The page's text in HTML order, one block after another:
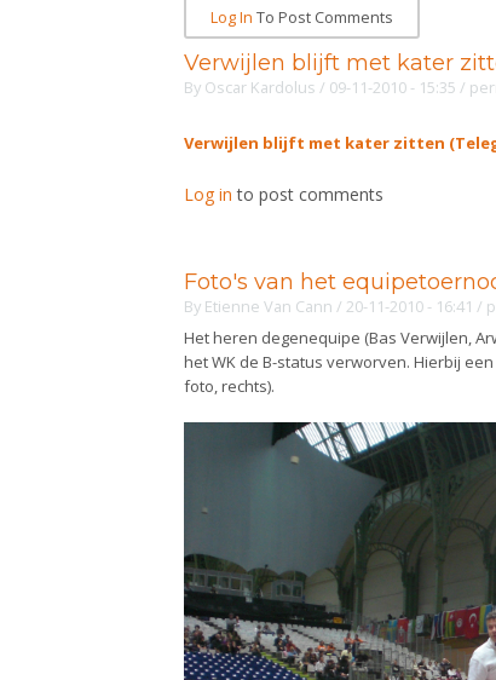
Log In To Post Comments
Verwijlen blijft met kater
By Oscar Kardolus / 09-11-2010 - 15:35 /
Verwijlen blijft met kater zitten
Log in to post comments
Foto's van het
By Etienne Van Cann / 20-11-2010 - 16:41 /
Het heren degenequipe (Bas Verwijlen,
het WK de B-status verworven. Hierbij
foto, rechts).